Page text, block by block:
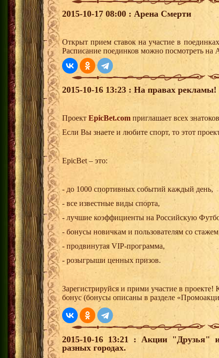
2015-10-17 08:00 : Арена Смерти
Открыт прием ставок на участие в
Расписание поединков можно посмотреть на
2015-10-16 13:23 : На правах рекламы!
Проект EpicBet.com приглашает всех
Если Вы знаете и любите спорт, то этот
EpicBet – это:
- до 1000 спортивных событий каждый день,
- все известные виды спорта,
- лучшие коэффициенты на Российскую
- бонусы новичкам и пользователям со
- продвинутая VIP-программа,
- розыгрыши ценных призов.
Зарегистрируйся и прими участие в
бонус (бонусы описаны в разделе
2015-10-16 13:21 : Акции
разных городах.